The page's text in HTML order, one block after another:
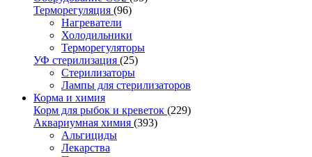
Терморегуляция (96)
Нагреватели
Холодильники
Терморегуляторы
УФ стерилизация (25)
Стерилизаторы
Лампы для стерилизаторов
Корма и химия
Корм для рыбок и креветок (229)
Аквариумная химия (393)
Альгициды
Лекарства